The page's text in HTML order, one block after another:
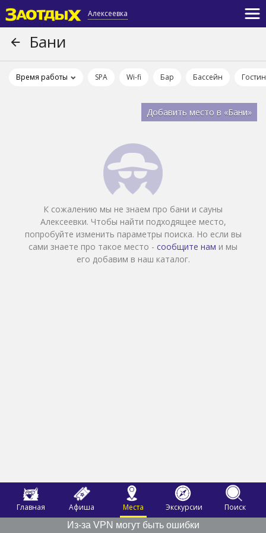
Алексеевка
Главная Афиша Места Экскурсии
Поиск
Из-за VPN могут быть ошибки
Бани
Время работы SPA Wi-fi Бар Бассейн
Добавить место в «Бани»
К сожалению мы не знаем про бани и сауны
Алексеевки. Чтобы найти подходящее место,
попробуйте изменить параметры поиска. Но если вы
сами знаете про такое место - сообщите нам и мы
его добавим в наш каталог.